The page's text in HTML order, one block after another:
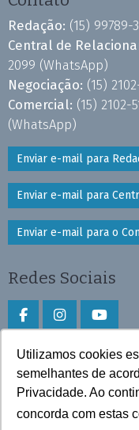
Utilizamos cookies
semelhantes de
Privacidade. Ao
concorda com estas
Redação: (15) 99789-
Central de
2099 (WhatsApp)
Negociação: (15)
Comercial: (15)
(WhatsApp)
Enviar e-mail para
Enviar e-mail para
Enviar e-mail para o
Redes Sociais
Faça download do
Play Store e App Store